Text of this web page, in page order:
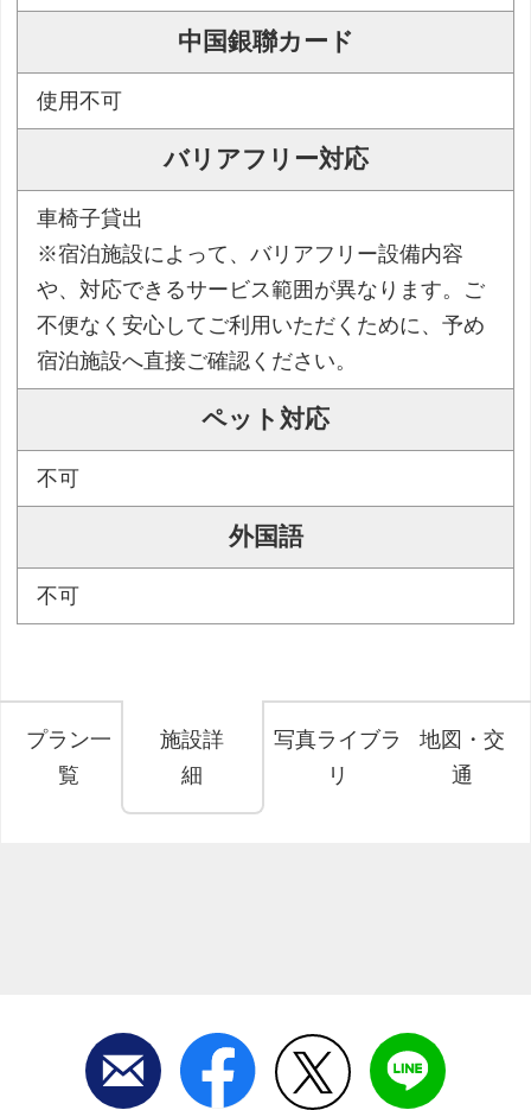
中国銀聯カード
使用不可
バリアフリー対応
車椅子貸出
※宿泊施設によって、バリアフリー設備内容
や、対応できるサービス範囲が異なります。ご
不便なく安心してご利用いただくために、予め
宿泊施設へ直接ご確認ください。
ペット対応
不可
外国語
不可
プラン一
覧
施設詳
細
写真ライブラ
リ
地図・交
通